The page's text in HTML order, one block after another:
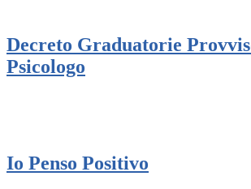
Decreto Graduatorie
Psicologo
Io Penso Positivo